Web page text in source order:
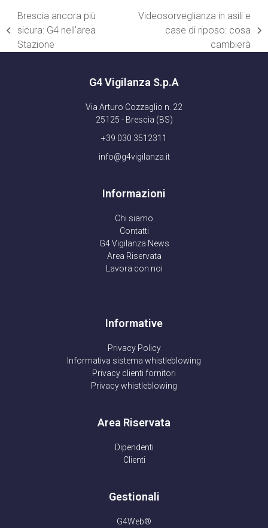
post
precedente:
Brescia ancora più
sicura: G4 nell’area
Stazione
successivo:
Videosorveglianza in asili e
case di riposo: cosa
cambierà
G4 Vigilanza S.p.A
Via Arturo Cozzaglio n. 22
25125 - Brescia (BS)
+39 030 3512311
info@g4vigilanza.it
Informazioni
Chi siamo
Contatti
G4 Vigilanza News
Area Riservata
Lavora con noi
Informative
Privacy Policy
Informativa sistema whistleblowing
Privacy clienti fornitori
Privacy whistleblowing
Area Riservata
Dipendenti
Clienti
Gestionali
G4Web®